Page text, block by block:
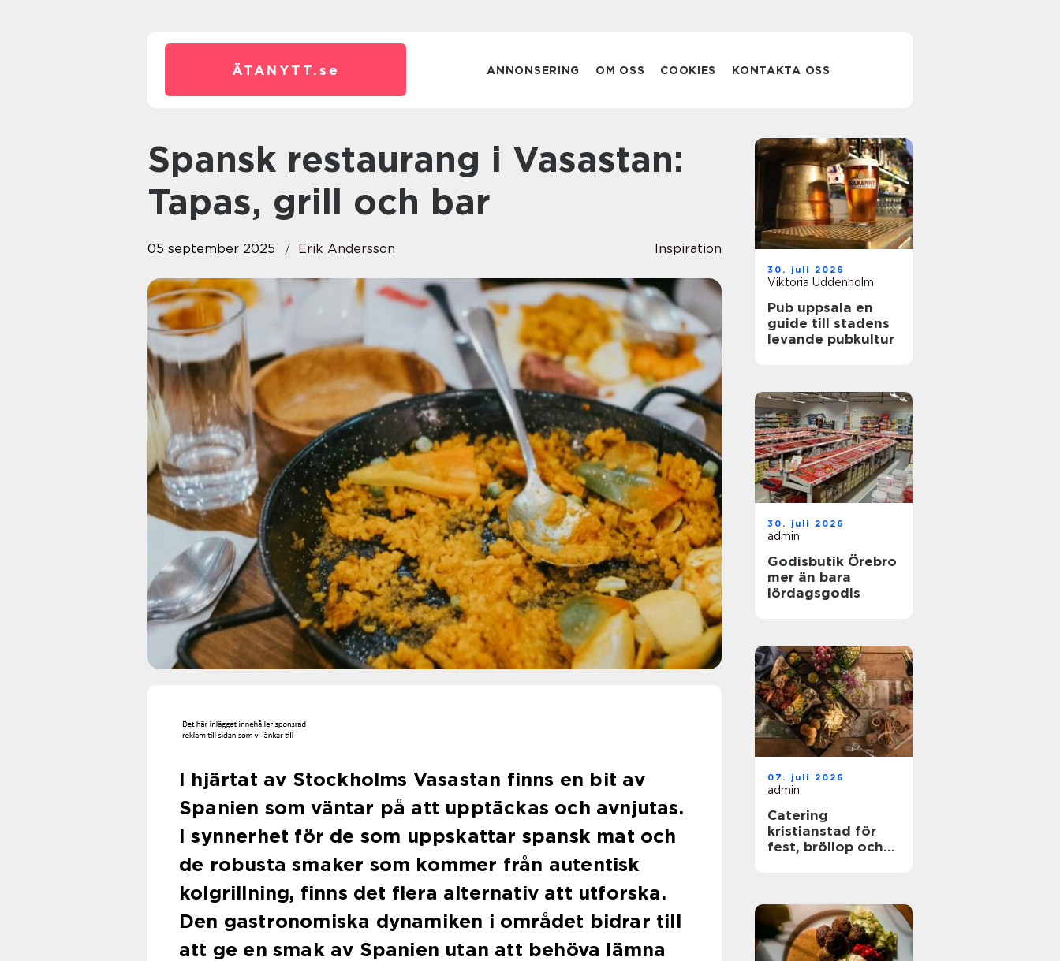
ÄTANYTT. se ANNONSERING OM OSS COOKIES KONTAKTA OSS
Spansk restaurang i Vasastan:
Tapas, grill och bar
05 september 2025 Erik Andersson Inspiration
I hjärtat av Stockholms Vasastan finns en bit av
Spanien som väntar på att upptäckas och avnjutas.
I synnerhet för de som uppskattar spansk mat och
de robusta smaker som kommer från autentisk
kolgrillning, finns det flera alternativ att utforska.
Den gastronomiska dynamiken i området bidrar till
att ge en smak av Spanien utan att behöva lämna
30. juli 2026
Viktoria Uddenholm
Pub uppsala en
guide till stadens
levande pubkultur
30. juli 2026
admin
Godisbutik Örebro
mer än bara
lördagsgodis
07. juli 2026
admin
Catering
kristianstad för
fest, bröllop och